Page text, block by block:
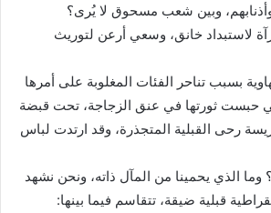
وبين شعب مسحوق لا يُرى؟
لاستبداد خانق، وسعي أرعن لتوريث
بسبب تناحر الفئات المغلوبة على أمرها
حبست ثورتها في عنق الزجاجة، تحت قبضة
رحى القبلية المتجذرة، وقد ارتدت لباس
وما الذي يحمينا من المآل ذاته، ونحن نشهد
قبلية ضيقة، تتقاسم فيما بينها: